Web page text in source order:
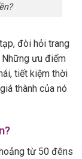
đòi hỏi trang
ưu điểm
tiết kiệm thời
thành của nó
từ 50 đêns